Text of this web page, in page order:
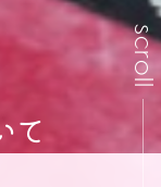
scroll
て